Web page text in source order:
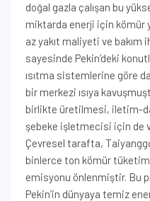
doğal gazla çalışan bu
miktarda enerji için kömür
az yakıt maliyeti ve bakım
sayesinde Pekin’deki
ısıtma sistemlerine göre
bir merkezi ısıya
birlikte üretilmesi, iletim-
şebeke işletmecisi için de
Çevresel tarafta,
binlerce ton kömür
emisyonu önlenmiştir. Bu
Pekin’in dünyaya temiz